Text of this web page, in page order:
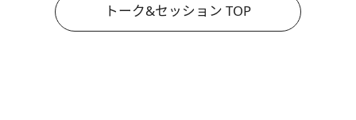
トーク&セッション TOP